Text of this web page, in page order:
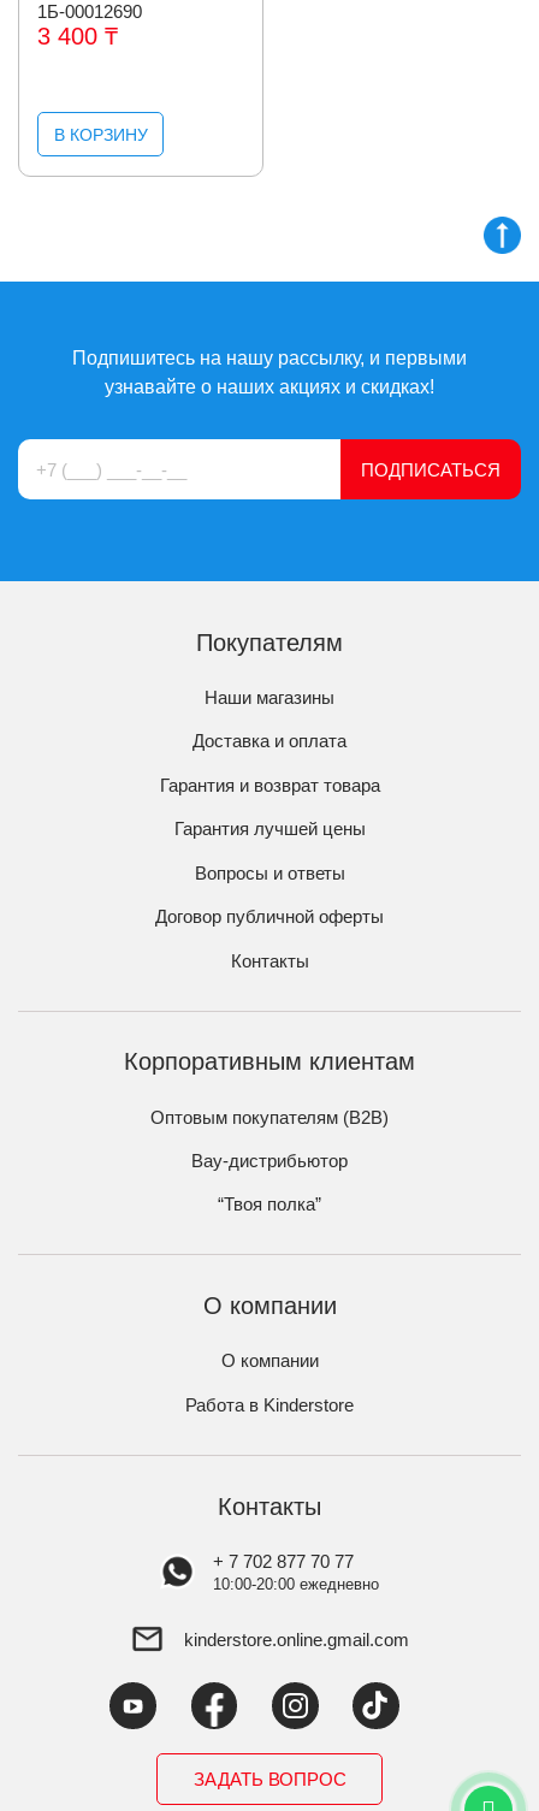
1Б-00012690
3 400 ₸
В КОРЗИНУ
Подпишитесь на нашу рассылку, и первыми
узнавайте о наших акциях и скидках!
ПОДПИСАТЬСЯ
Покупателям
Наши магазины
Доставка и оплата
Гарантия и возврат товара
Гарантия лучшей цены
Вопросы и ответы
Договор публичной оферты
Контакты
Корпоративным клиентам
Оптовым покупателям (B2B)
Вау-дистрибьютор
“Твоя полка”
О компании
О компании
Работа в Kinderstore
Контакты
+ 7 702 877 70 77
10:00-20:00 ежедневно
kinderstore.online.gmail.com
ЗАДАТЬ ВОПРОС